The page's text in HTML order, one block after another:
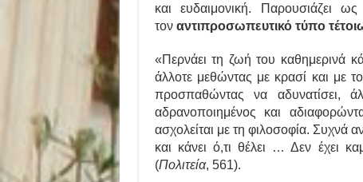
και ευδαιμονική. Παρουσιάζει
τον αντιπροσωπευτικό τύπο
«Περνάει τη ζωή του καθημερινά
άλλοτε μεθώντας με κρασί και με
προσπαθώντας να αδυνατίσει,
αδρανοποιημένος και
ασχολείται με τη φιλοσοφία. Συχνά
και κάνει ό,τι θέλει … Δεν έχει
(Πολιτεία, 561).